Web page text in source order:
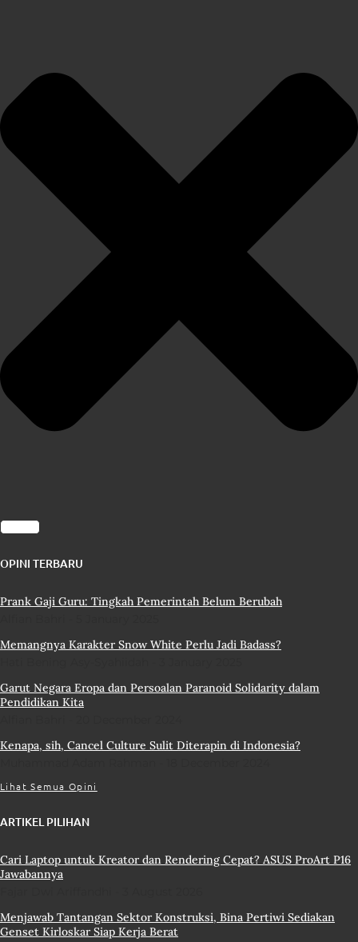
OPINI TERBARU
Prank Gaji Guru: Tingkah Pemerintah Belum Berubah
Memangnya Karakter Snow White Perlu Jadi Badass?
Garut Negara Eropa dan Persoalan Paranoid Solidarity dalam
Pendidikan Kita
Kenapa, sih, Cancel Culture Sulit Diterapin di Indonesia?
Lihat Semua Opini
ARTIKEL PILIHAN
Cari Laptop untuk Kreator dan Rendering Cepat? ASUS ProArt P16
Jawabannya
Menjawab Tantangan Sektor Konstruksi, Bina Pertiwi Sediakan
Genset Kirloskar Siap Kerja Berat